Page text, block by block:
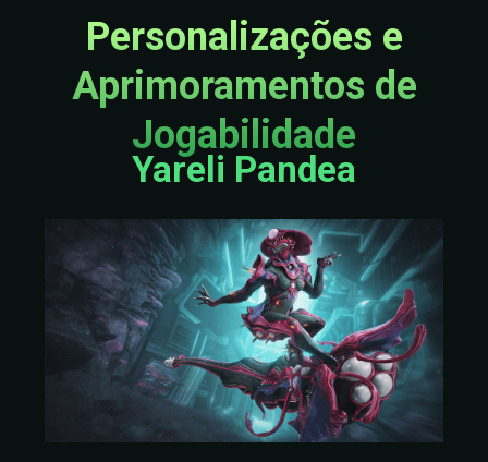
Personalizações e
Aprimoramentos de
Jogabilidade
Yareli Pandea